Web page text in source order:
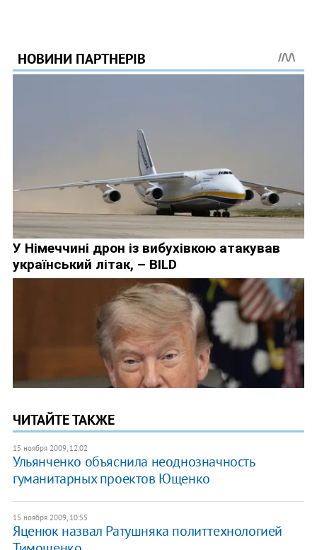
ЧИТАЙТЕ ТАКЖЕ
15 ноября 2009, 12:02
Ульянченко объяснила неоднозначность
гуманитарных проектов Ющенко
15 ноября 2009, 10:55
Яценюк назвал Ратушняка политтехнологией